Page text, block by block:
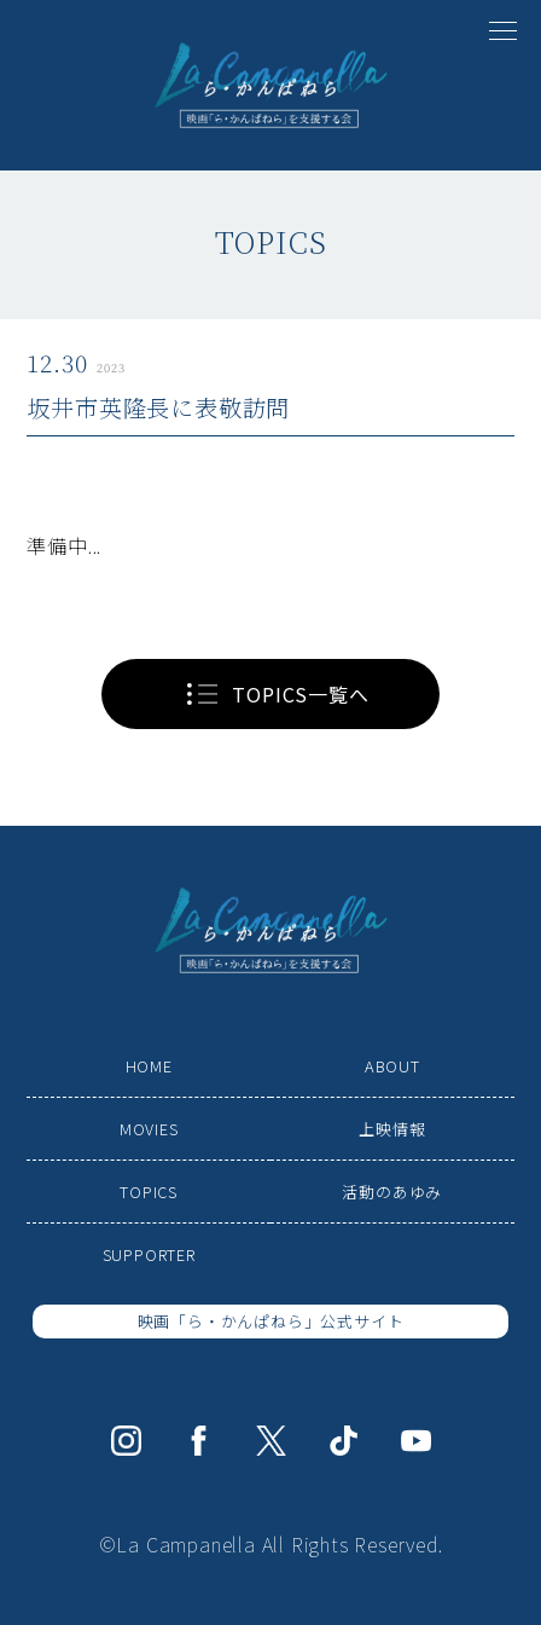
TOPICS
12.30 2023
坂井市英隆長に表敬訪問
準備中...
TOPICS一覧へ
HOME ABOUT
MOVIES 上映情報
TOPICS 活動のあゆみ
SUPPORTER
映画「ら・かんぱねら」公式サイト
©La Campanella All Rights Reserved.